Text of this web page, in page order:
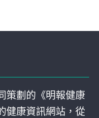
策劃的《明報健康
健康資訊網站，從